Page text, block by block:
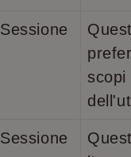
Sessione
scopi
Sessione
.bianconerolignano.it
1
mese